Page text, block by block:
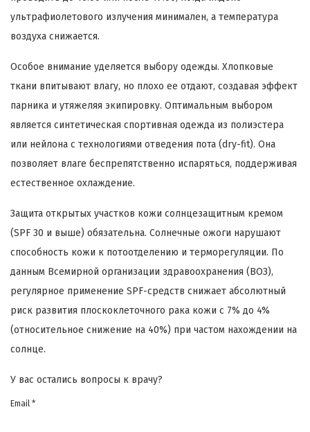
ультрафиолетового излучения минимален, а температура
воздуха снижается.
Особое внимание уделяется выбору одежды. Хлопковые
ткани впитывают влагу, но плохо ее отдают, создавая эффект
парника и утяжеляя экипировку. Оптимальным выбором
является синтетическая спортивная одежда из полиэстера
или нейлона с технологиями отведения пота (dry-fit). Она
позволяет влаге беспрепятственно испаряться, поддерживая
естественное охлаждение.
Защита открытых участков кожи солнцезащитным кремом
(SPF 30 и выше) обязательна. Солнечные ожоги нарушают
способность кожи к потоотделению и терморегуляции. По
данным Всемирной организации здравоохранения (ВОЗ),
регулярное применение SPF-средств снижает абсолютный
риск развития плоскоклеточного рака кожи с 7% до 4%
(относительное снижение на 40%) при частом нахождении на
солнце.
У вас остались вопросы к врачу?
Email *